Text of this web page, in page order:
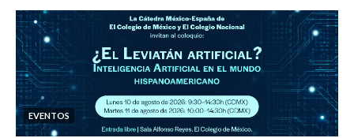
EVENTOS